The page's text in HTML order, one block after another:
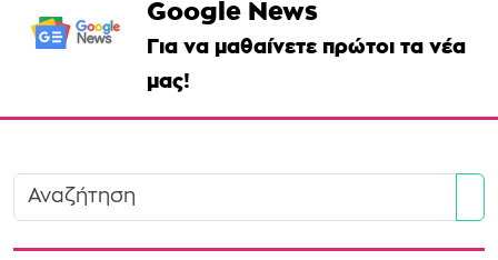
Google News
Για να μαθαίνετε πρώτοι τα νέα
μας!